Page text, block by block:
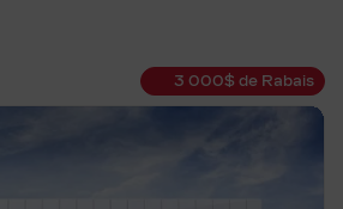
3 000$ de Rabais